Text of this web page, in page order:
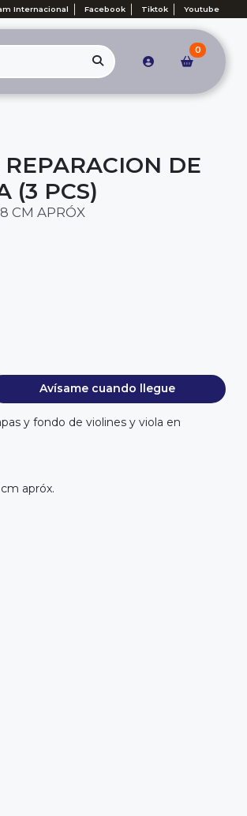
Internacional Facebook Tiktok Youtube
0
DE
(3 PCS)
CM APRÓX
Avísame cuando llegue
y fondo de violines y viola en
apróx.